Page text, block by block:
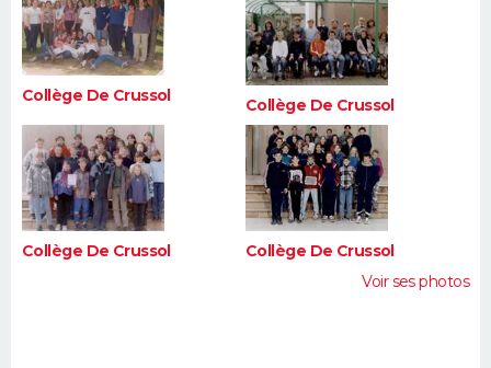
FORUM
Bricolage
Lifestyle
Culture
Sport
Auto
Television
Voyage
Cinema
Collège De Crussol Collège De Crussol
Collège De Crussol
Collège De Crussol
Voir ses photos